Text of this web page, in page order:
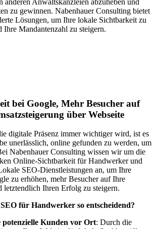
zu gewinnen. Nabenhauer Consulting bietet
Lösungen, um Ihre lokale Sichtbarkeit zu
Ihre Mandantenzahl zu steigern.
bei Google, Mehr Besucher auf
über Webseite
digitale Präsenz immer wichtiger wird, ist es
unerlässlich, online gefunden zu werden, um
Nabenhauer Consulting wissen wir um die
Online-Sichtbarkeit für Handwerker und
SEO-Dienstleistungen an, um Ihre
zu erhöhen, mehr Besucher auf Ihre
letztendlich Ihren Erfolg zu steigern.
für Handwerker so entscheidend?
potenzielle Kunden vor Ort: Durch die